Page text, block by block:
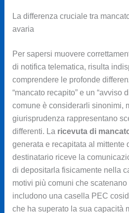
La differenza cruciale tra
avaria
Per sapersi muovere
di notifica telematica, risulta
comprendere le profonde
“mancato recapito” e un “avviso
comune è considerarli sinonimi,
giurisprudenza rappresentano
differenti. La ricevuta di
generata e recapitata al mittente
destinatario riceve la
di depositarla fisicamente nella
motivi più comuni che
includono una casella PEC
che ha superato la sua capacità